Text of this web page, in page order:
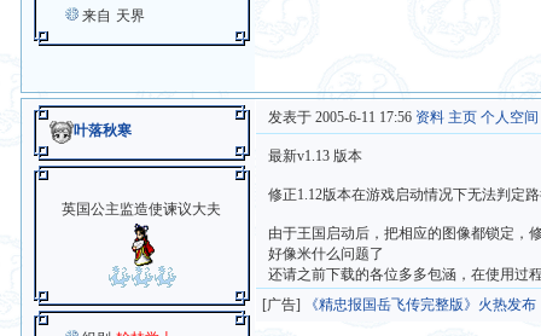
来自 天界
叶落秋寒
英国公主监造使谏议大夫
发表于 2005-6-11 17:56 资料 主页 个人空间
最新v1.13 版本
修正1.12版本在游戏启动情况下无法判定
由于王国启动后，把相应的图像都锁定，
好像米什么问题了
还请之前下载的各位多多包涵，在使用过
[广告]
《精忠报国岳飞传完整版》火热发布